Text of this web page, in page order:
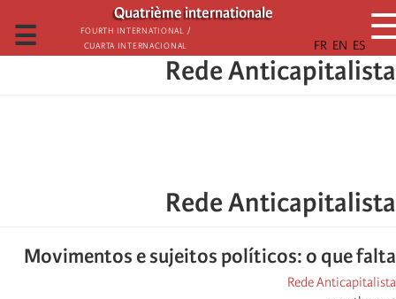
تجاوز
إلى
المحتوى
الرئيسي
Quatrième internationale
Fourth International /
Cuarta Internacional
☰
Rede Anticapitalista
Rede Anticapitalista
Movimentos e sujeitos políticos: o que falta
Rede Anticapitalista